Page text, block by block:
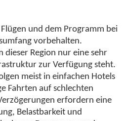
und dem Programm bei
vorbehalten.
dieser Region nur eine sehr
zur Verfügung steht.
meist in einfachen Hotels
Fahrten auf schlechten
erfordern eine
Belastbarkeit und